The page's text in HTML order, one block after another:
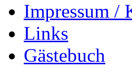
Impressum /
Links
Gästebuch